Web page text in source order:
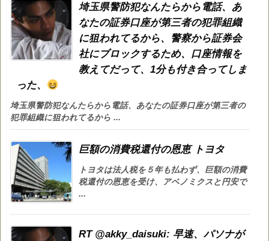
埼玉県警防犯なんたらから電話、あ
なたの証券口座が第三者の犯罪組織
に狙われてるから、警察から証券会
社にブロックするため、口座情報を
教えてだって、1分も付き合ってしま
った、
埼玉県警防犯なんたらから電話、あなたの証券口座が第三者の
犯罪組織に狙われてるから ...
巨額の消費税還付の恩恵 トヨタ
トヨタは法人税を５年も払わず、巨額の消費
税還付の恩恵を受け、アベノミクスと円安で
...
RT @akky_daisuki: 早速、パソナが